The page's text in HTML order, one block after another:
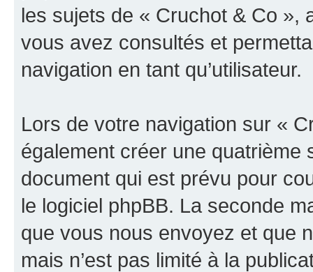
les sujets de « Cruchot & Co »,
vous avez consultés et
navigation en tant qu’utilisateur.
Lors de votre navigation sur «
également créer une
document qui est prévu pour
le logiciel phpBB. La seconde
que vous nous envoyez et que
mais n’est pas limité à la